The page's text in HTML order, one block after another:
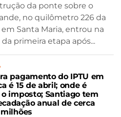
da ponte sobre o
no quilômetro 226 da
em Santa Maria, entrou na
primeira etapa após...
pagamento do IPTU em
é 15 de abril; onde é
imposto; Santiago tem
anual de cerca
milhões